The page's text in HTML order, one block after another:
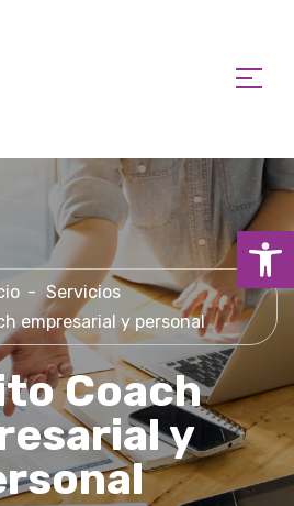
Servicios
empresarial y personal
Coach
y